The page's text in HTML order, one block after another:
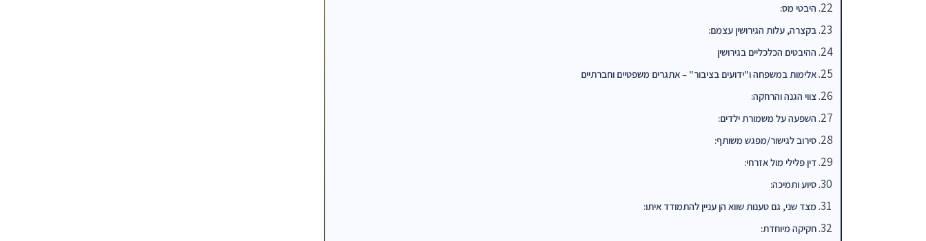
היבטי מס:
בקצרה, עלות הגירושין עצמם:
ההיבטים הכלכליים בגירושין
אלימות במשפחה ו"ידועים בציבור" – אתגרים משפטיים וחברתיים
צווי הגנה והרחקה:
השפעה על משמורת ילדים:
סירוב לגישור/מפגש משותף:
דין פלילי מול אזרחי:
סיוע ותמיכה:
מצד שני, גם טענות שווא הן עניין להתמודד איתו:
חקיקה מיוחדת: